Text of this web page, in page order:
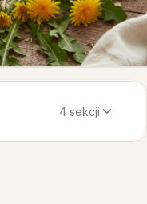
4 sekcji